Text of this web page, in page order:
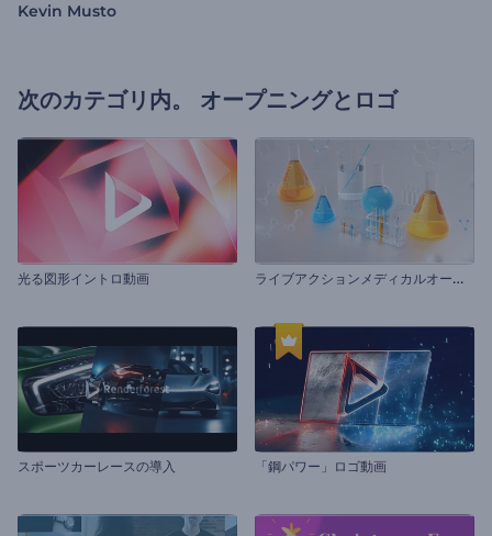
Kevin Musto
次のカテゴリ内。 オープニングとロゴ
光る図形イントロ動画 ラ
イブアクションメディカルオープナー
スポーツカーレースの導入 「鋼パワー」ロゴ動画